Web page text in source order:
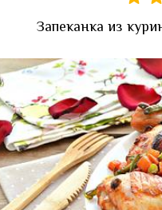
Запеканка из